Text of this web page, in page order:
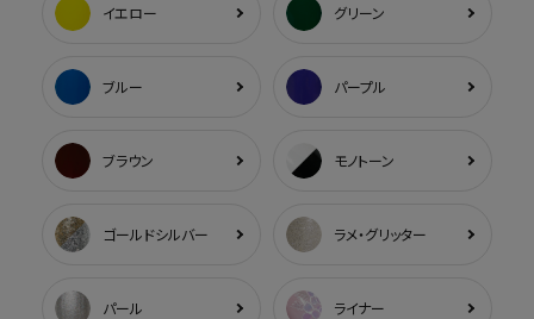
イエロー グリーン
ブルー パープル
ブラウン モノトーン
ゴールドシルバー ラメ・グリッター
パール ライナー